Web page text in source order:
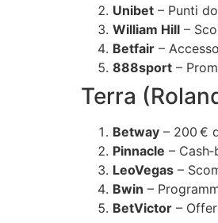
Unibet – Punti
William Hill –
Betfair –
888sport –
Terra
Betway – 200 €
Pinnacle –
LeoVegas –
Bwin –
BetVictor –